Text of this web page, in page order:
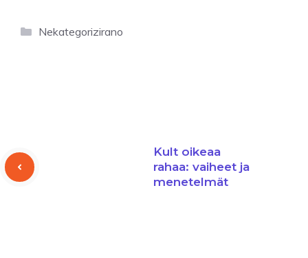
Kategorije
Nekategorizirano
Kult oikeaa
rahaa: vaiheet ja
menetelmät